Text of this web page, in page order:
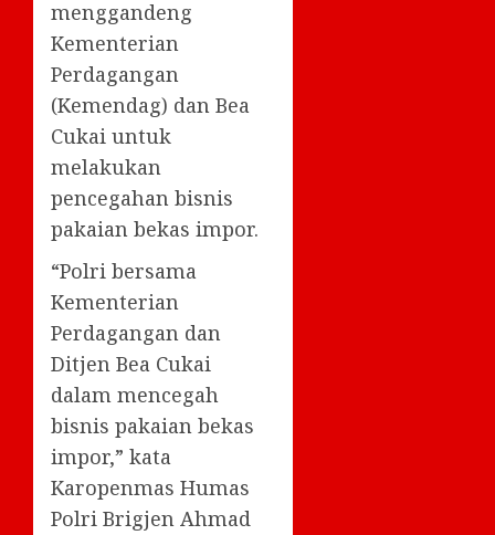
menggandeng
Kementerian
Perdagangan
(Kemendag) dan Bea
Cukai untuk
melakukan
pencegahan bisnis
pakaian bekas impor.
“Polri bersama
Kementerian
Perdagangan dan
Ditjen Bea Cukai
dalam mencegah
bisnis pakaian bekas
impor,” kata
Karopenmas Humas
Polri Brigjen Ahmad